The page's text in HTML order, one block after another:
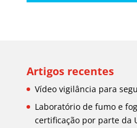
Artigos recentes
Vídeo vigilância para
Laboratório de fumo e
certificação por parte da